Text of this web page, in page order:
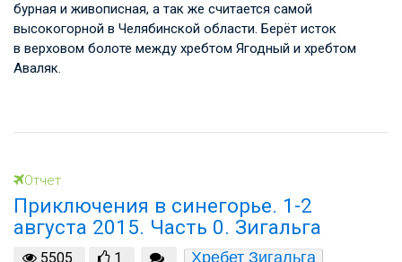
бурная и живописная, а так же считается самой
высокогорной в Челябинской области. Берёт исток
в верховом болоте между хребтом Ягодный и хребтом
Аваляк.
Отчет
Приключения в синегорье. 1-2
августа 2015. Часть 0. Зигальга
5505 1
Хребет Зигальга